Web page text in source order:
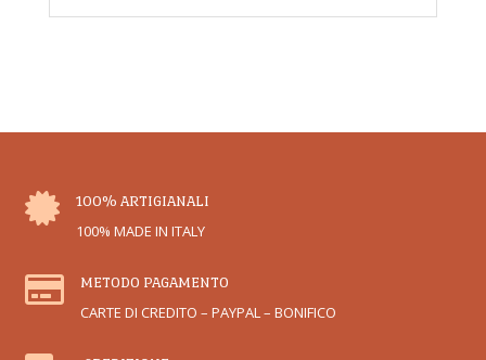
 100% ARTIGIANALI
100% MADE IN ITALY
 METODO PAGAMENTO
CARTE DI CREDITO – PAYPAL – BONIFICO